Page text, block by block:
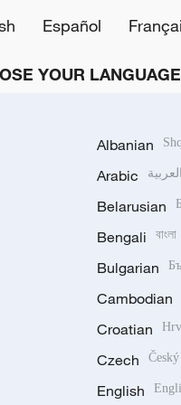
Español
YOUR LANGUAGE
Albanian
Arabic العربية
Belarusian
Bengali বাংলা
Bulgarian
Cambodian
Croatian
Czech Český
English